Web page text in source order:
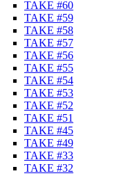
TAKE #60
TAKE #59
TAKE #58
TAKE #57
TAKE #56
TAKE #55
TAKE #54
TAKE #53
TAKE #52
TAKE #51
TAKE #45
TAKE #49
TAKE #33
TAKE #32